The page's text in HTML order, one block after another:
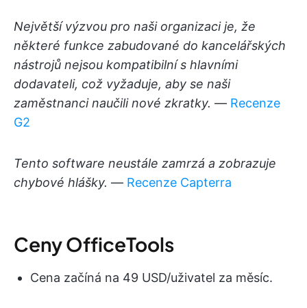
Největší výzvou pro naši organizaci je, že
některé funkce zabudované do kancelářských
nástrojů nejsou kompatibilní s hlavními
dodavateli, což vyžaduje, aby se naši
zaměstnanci naučili nové zkratky. — Recenze
G2
Tento software neustále zamrzá a zobrazuje
chybové hlášky. — Recenze Capterra
Ceny OfficeTools
Cena začíná na 49 USD/uživatel za měsíc.